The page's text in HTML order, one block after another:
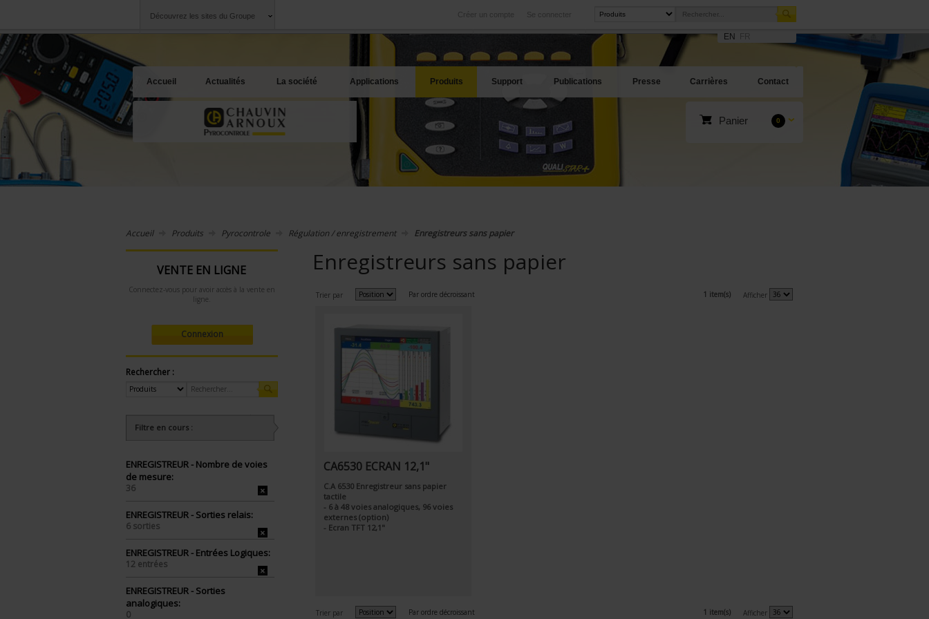
Découvrez les sites du Groupe Se connecter
Créer un compte
International
Nos filiales à l'étranger
Nos meilleures offres
EN
Accueil Actualités La société Applications Produits Support Publications Presse Carrières Contact
Panier 0
Accueil Produits Pyrocontrole Régulation / enregistrement Enregistreurs sans papier
VENTE EN LIGNE
Connectez-vous pour avoir accès à la vente en
ligne.
Connexion
Rechercher :
Filtre en cours :
ENREGISTREUR - Nombre de voies
de mesure:
36
ENREGISTREUR - Sorties relais:
6 sorties
ENREGISTREUR - Entrées Logiques:
12 entrées
ENREGISTREUR - Sorties
analogiques:
0
Enregistreurs sans papier
Trier par Par ordre décroissant 1 item(s) Afficher
CA6530 ECRAN 12,1"
C.A 6530 Enregistreur sans papier
tactile
- 6 à 48 voies analogiques, 96 voies
externes (option)
- Ecran TFT 12,1"
Trier par Par ordre décroissant 1 item(s) Afficher